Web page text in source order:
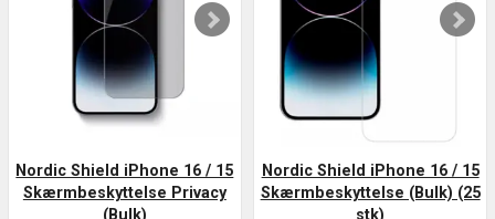
Nordic Shield iPhone 16 / 15
Skærmbeskyttelse Privacy
(Bulk)
Nordic Shield iPhone 16 / 15
Skærmbeskyttelse (Bulk) (25
stk)